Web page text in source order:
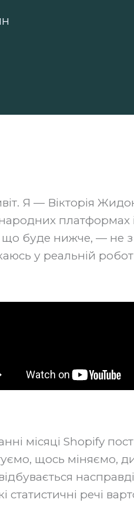
Я — Вікторія
платформах
що буде нижче, — не з
у реальній
місяці Shopify
щось міняємо,
статистичні речі